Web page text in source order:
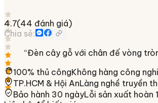
4.7(44 đánh giá)
Chia sẻ:
“Đèn cây gỗ với chân đế vòng
100% thủ côngKhông hàng công
TP.HCM & Hội AnLàng nghề truyền
Bảo hành 30 ngàyLỗi sản xuất hoàn